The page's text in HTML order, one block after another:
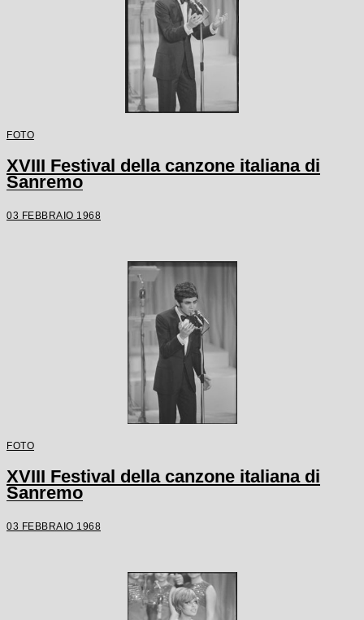
FOTO
XVIII Festival della canzone italiana di
Sanremo
03 FEBBRAIO 1968
FOTO
XVIII Festival della canzone italiana di
Sanremo
03 FEBBRAIO 1968